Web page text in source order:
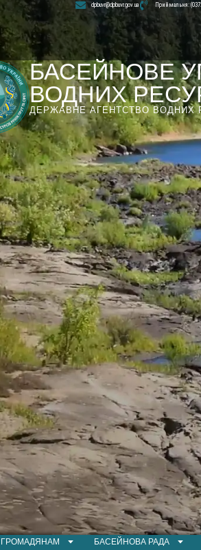
dpbuvr@dpbuvr.gov.ua Приймальня:
БАСЕЙНОВЕ
ВОДНИХ
ДЕРЖАВНЕ АГЕНТСТВО ВОДНИХ
ГРОМАДЯНАМ БАСЕЙНОВА РАДА